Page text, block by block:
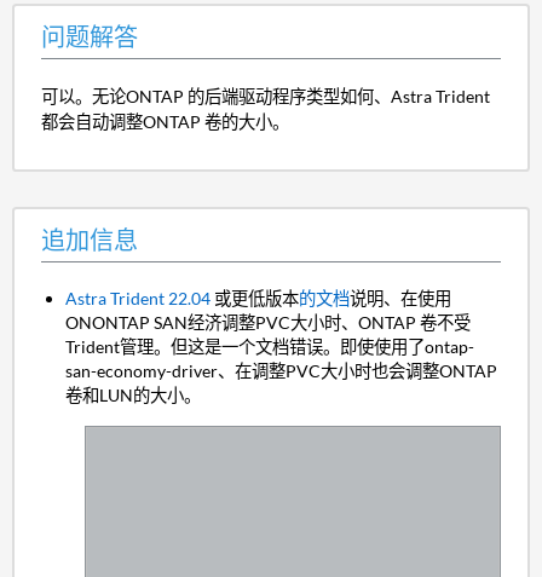
问题解答
可以。无论ONTAP 的后端驱动程序类型如何、Astra Trident
都会自动调整ONTAP 卷的大小。
追加信息
Astra Trident 22.04 或更低版本的文档说明、在使用
ONONTAP SAN经济调整PVC大小时、ONTAP 卷不受
Trident管理。但这是一个文档错误。即使使用了ontap-
san-economy-driver、在调整PVC大小时也会调整ONTAP
卷和LUN的大小。